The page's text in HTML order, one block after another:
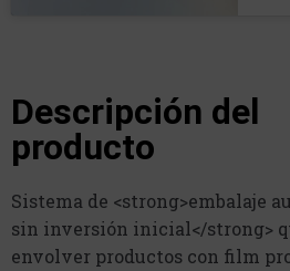
Descripción del
producto
Sistema de <strong>embalaje
sin inversión inicial</strong>
envolver productos con film